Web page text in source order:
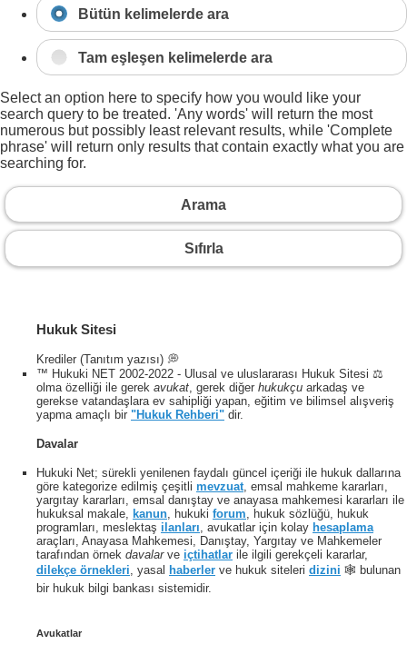
Bütün kelimelerde ara
Tam eşleşen kelimelerde ara
Select an option here to specify how you would like your
search query to be treated. 'Any words' will return the most
numerous but possibly least relevant results, while 'Complete
phrase' will return only results that contain exactly what you are
searching for.
Arama
Sıfırla
Hukuk Sitesi
Krediler (Tanıtım yazısı) 💭
™ Hukuki NET 2002-2022 - Ulusal ve uluslararası Hukuk Sitesi ⚖️
olma özelliği ile gerek avukat , gerek diğer hukukçu arkadaş ve
gerekse vatandaşlara ev sahipliği yapan, eğitim ve bilimsel alışveriş
yapma amaçlı bir "Hukuk Rehberi" dir.
Davalar
Hukuki Net; sürekli yenilenen faydalı güncel içeriği ile hukuk dallarına
göre kategorize edilmiş çeşitli mevzuat, emsal mahkeme kararları,
yargıtay kararları, emsal danıştay ve anayasa mahkemesi kararları ile
hukuksal makale, kanun, hukuki forum, hukuk sözlüğü, hukuk
programları, meslektaş ilanları, avukatlar için kolay hesaplama
araçları, Anayasa Mahkemesi, Danıştay, Yargıtay ve Mahkemeler
tarafından örnek davalarve içtihatlar ile ilgili gerekçeli kararlar,
dilekçe örnekleri, yasal haberler ve hukuk siteleri dizini 🕸 bulunan
bir hukuk bilgi bankası sistemidir.
Avukatlar